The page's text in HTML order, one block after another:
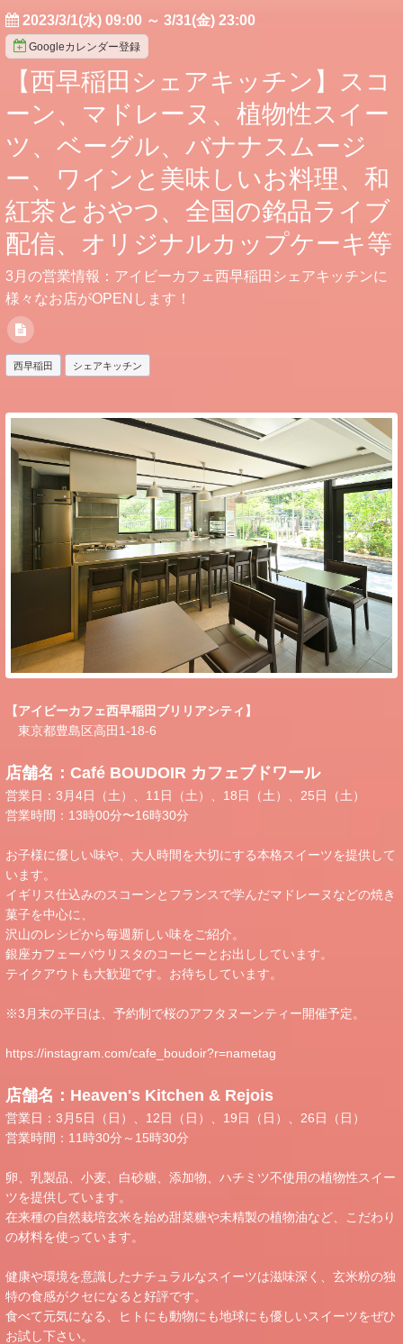
2023/3/1(水) 09:00 ～ 3/31(金) 23:00
Googleカレンダー登録
【西早稲田シェアキッチン】スコ
ーン、マドレーヌ、植物性スイー
ツ、ベーグル、バナナスムージ
ー、ワインと美味しいお料理、和
紅茶とおやつ、全国の銘品ライブ
配信、オリジナルカップケーキ等
3月の営業情報：アイビーカフェ西早稲田シェアキッチンに
様々なお店がOPENします！
西早稲田 シェアキッチン
【アイビーカフェ西早稲田ブリリアシティ】
東京都豊島区高田1-18-6
店舗名：Café BOUDOIR カフェブドワール
営業日：3月4日（土）、11日（土）、18日（土）、25日（土）
営業時間：13時00分〜16時30分
お子様に優しい味や、大人時間を大切にする本格スイーツを提供して
います。
イギリス仕込みのスコーンとフランスで学んだマドレーヌなどの焼き
菓子を中心に、
沢山のレシピから毎週新しい味をご紹介。
銀座カフェーパウリスタのコーヒーとお出ししています。
テイクアウトも大歓迎です。お待ちしています。
※3月末の平日は、予約制で桜のアフタヌーンティー開催予定。
https://instagram.com/cafe_boudoir?r=nametag
店舗名：Heaven's Kitchen & Rejois
営業日：3月5日（日）、12日（日）、19日（日）、26日（日）
営業時間：11時30分～15時30分
卵、乳製品、小麦、白砂糖、添加物、ハチミツ不使用の植物性スイー
ツを提供しています。
在来種の自然栽培玄米を始め甜菜糖や未精製の植物油など、こだわり
の材料を使っています。
健康や環境を意識したナチュラルなスイーツは滋味深く、玄米粉の独
特の食感がクセになると好評です。
食べて元気になる、ヒトにも動物にも地球にも優しいスイーツをぜひ
お試し下さい。